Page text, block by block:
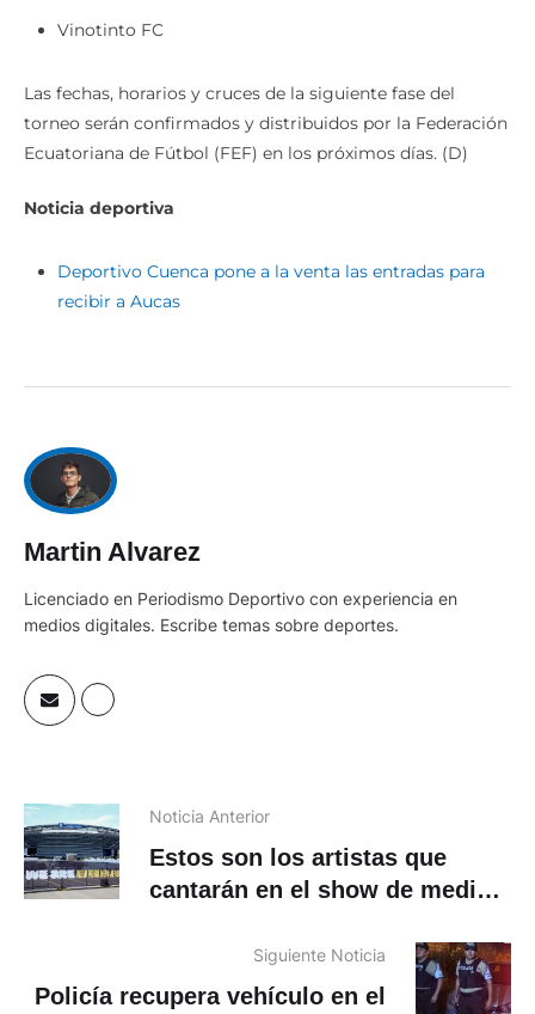
Vinotinto FC
Las fechas, horarios y cruces de la siguiente fase del
torneo serán confirmados y distribuidos por la Federación
Ecuatoriana de Fútbol (FEF) en los próximos días. (D)
Noticia deportiva
Deportivo Cuenca pone a la venta las entradas para
recibir a Aucas
Martin Alvarez
Licenciado en Periodismo Deportivo con experiencia en
medios digitales. Escribe temas sobre deportes.
Noticia Anterior
Estos son los artistas que
cantarán en el show de medio
Siguiente Noticia
Policía recupera vehículo en el